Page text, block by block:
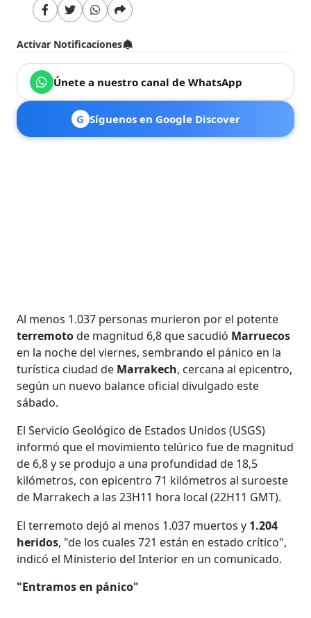
Activar Notificaciones
Únete a nuestro canal de WhatsApp
G Síguenos en Google Discover
Al menos 1.037 personas murieron por el potente
terremotode magnitud 6,8 que sacudió Marruecos
en la noche del viernes, sembrando el pánico en la
turística ciudad de Marrakech, cercana al epicentro,
según un nuevo balance oficial divulgado este
sábado.
El Servicio Geológico de Estados Unidos (USGS)
informó que el movimiento telúrico fue de magnitud
de 6,8 y se produjo a una profundidad de 18,5
kilómetros, con epicentro 71 kilómetros al suroeste
de Marrakech a las 23H11 hora local (22H11 GMT).
El terremoto dejó al menos 1.037 muertos y 1.204
heridos, "de los cuales 721 están en estado crítico",
indicó el Ministerio del Interior en un comunicado.
"Entramos en pánico"